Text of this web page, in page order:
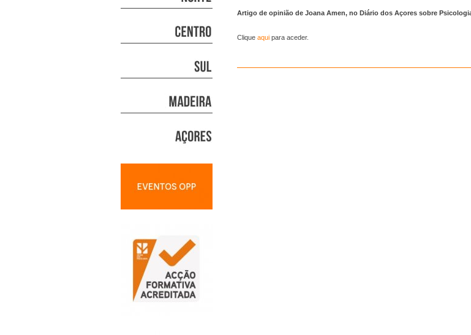
Artigo de opinião de Joana Amen, no Diário dos Açores sobre
Clique aqui para aceder.